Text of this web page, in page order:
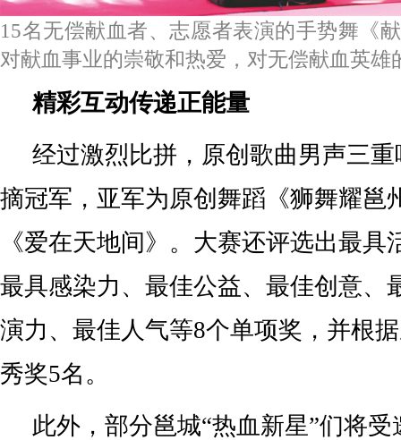
15名无偿献血者、志愿者表演的手势舞《
对献血事业的崇敬和热爱，对无偿献血英雄
精彩互动传递正能量
经过激烈比拼，原创歌曲男声三
摘冠军，亚军为原创舞蹈《狮舞耀邕
《爱在天地间》。大赛还评选出最具
最具感染力、最佳公益、最佳创意、
演力、最佳人气等8个单项奖，并根
秀奖5名。
此外，部分邕城“热血新星”们将